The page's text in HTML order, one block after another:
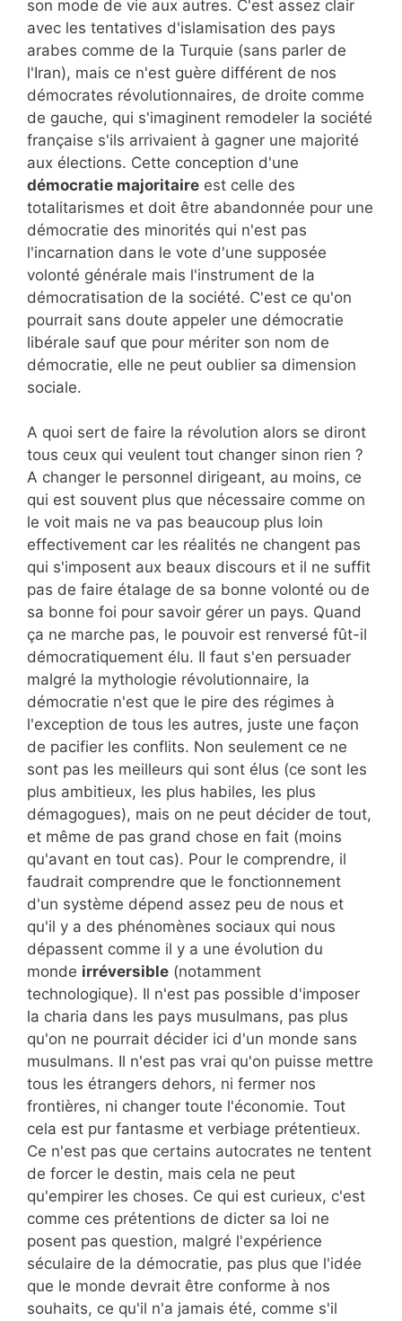
son mode de vie aux autres. C'est assez clair
avec les tentatives d'islamisation des pays
arabes comme de la Turquie (sans parler de
l'Iran), mais ce n'est guère différent de nos
démocrates révolutionnaires, de droite comme
de gauche, qui s'imaginent remodeler la société
française s'ils arrivaient à gagner une majorité
aux élections. Cette conception d'une
démocratie majoritaire est celle des
totalitarismes et doit être abandonnée pour une
démocratie des minorités qui n'est pas
l'incarnation dans le vote d'une supposée
volonté générale mais l'instrument de la
démocratisation de la société. C'est ce qu'on
pourrait sans doute appeler une démocratie
libérale sauf que pour mériter son nom de
démocratie, elle ne peut oublier sa dimension
sociale.
A quoi sert de faire la révolution alors se diront
tous ceux qui veulent tout changer sinon rien ?
A changer le personnel dirigeant, au moins, ce
qui est souvent plus que nécessaire comme on
le voit mais ne va pas beaucoup plus loin
effectivement car les réalités ne changent pas
qui s'imposent aux beaux discours et il ne suffit
pas de faire étalage de sa bonne volonté ou de
sa bonne foi pour savoir gérer un pays. Quand
ça ne marche pas, le pouvoir est renversé fût-il
démocratiquement élu. Il faut s'en persuader
malgré la mythologie révolutionnaire, la
démocratie n'est que le pire des régimes à
l'exception de tous les autres, juste une façon
de pacifier les conflits. Non seulement ce ne
sont pas les meilleurs qui sont élus (ce sont les
plus ambitieux, les plus habiles, les plus
démagogues), mais on ne peut décider de tout,
et même de pas grand chose en fait (moins
qu'avant en tout cas). Pour le comprendre, il
faudrait comprendre que le fonctionnement
d'un système dépend assez peu de nous et
qu'il y a des phénomènes sociaux qui nous
dépassent comme il y a une évolution du
monde irréversible (notamment
technologique). Il n'est pas possible d'imposer
la charia dans les pays musulmans, pas plus
qu'on ne pourrait décider ici d'un monde sans
musulmans. Il n'est pas vrai qu'on puisse mettre
tous les étrangers dehors, ni fermer nos
frontières, ni changer toute l'économie. Tout
cela est pur fantasme et verbiage prétentieux.
Ce n'est pas que certains autocrates ne tentent
de forcer le destin, mais cela ne peut
qu'empirer les choses. Ce qui est curieux, c'est
comme ces prétentions de dicter sa loi ne
posent pas question, malgré l'expérience
séculaire de la démocratie, pas plus que l'idée
que le monde devrait être conforme à nos
souhaits, ce qu'il n'a jamais été, comme s'il